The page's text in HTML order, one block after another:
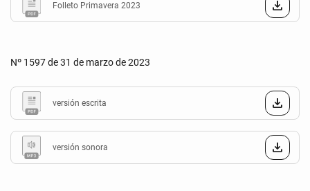
Folleto Primavera 2023
Nº 1597 de 31 de marzo de 2023
versión escrita
versión sonora